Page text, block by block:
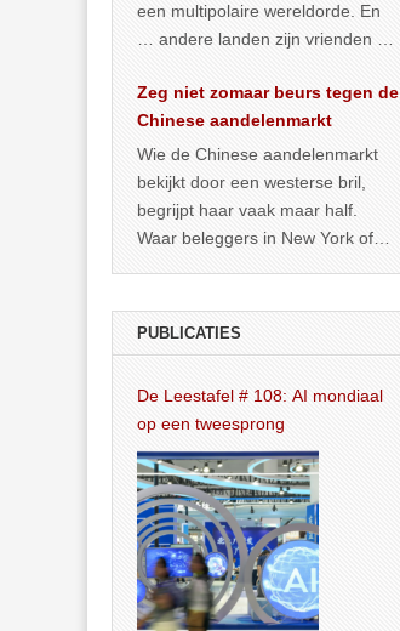
een multipolaire wereldorde. En
… andere landen zijn vrienden of
Zeg niet zomaar beurs tegen de
Chinese aandelenmarkt
Wie de Chinese aandelenmarkt
bekijkt door een westerse bril,
begrijpt haar vaak maar half.
Waar beleggers in New York of
PUBLICATIES
De Leestafel # 108: AI mondiaal
op een tweesprong